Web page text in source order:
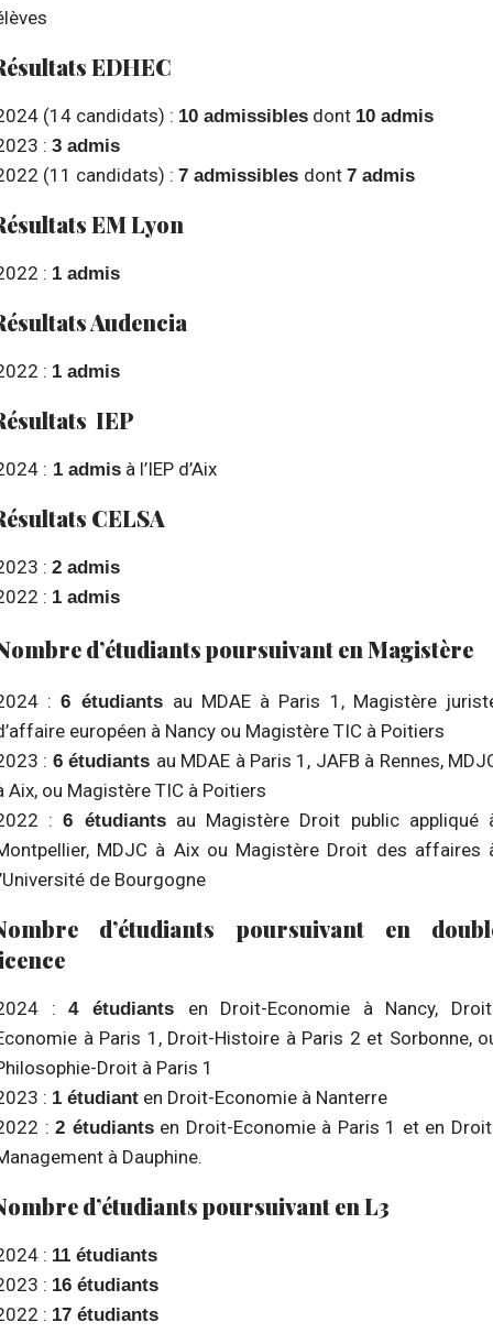
EDHEC
(14 candidats) : 10 admissibles dont 10 admis
: 3 admis
(11 candidats) : 7 admissibles dont 7 admis
EM Lyon
: 1 admis
Audencia
: 1 admis
IEP
: 1 admis à l’IEP d’Aix
CELSA
: 2 admis
: 1 admis
d’étudiants poursuivant en Magistère
:6 étudiants au MDAE à Paris 1, Magistère
européen à Nancy ou Magistère TIC à Poitiers
: 6 étudiants au MDAE à Paris 1, JAFB à Rennes,
Aix, ou Magistère TIC à Poitiers
:6 étudiantsau Magistère Droit public appliqué
MDJC à Aix ou Magistère Droit des affaires
de Bourgogne
d’étudiants poursuivant en
:4 étudiants en Droit-Economie à Nancy,
à Paris 1, Droit-Histoire à Paris 2 et Sorbonne,
Droit à Paris 1
: 1 étudiant en Droit-Economie à Nanterre
:2 étudiantsen Droit-Economie à Paris 1 et en
à Dauphine.
d’étudiants poursuivant en L3
: 11 étudiants
: 16 étudiants
: 17 étudiants